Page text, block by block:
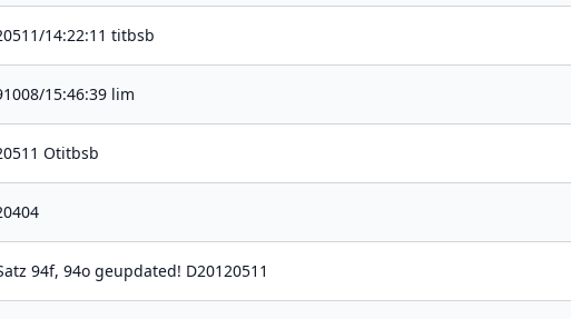
14:22:11 titbsb
15:46:39 lim
Otitbsb
94f, 94o geupdated! D20120511